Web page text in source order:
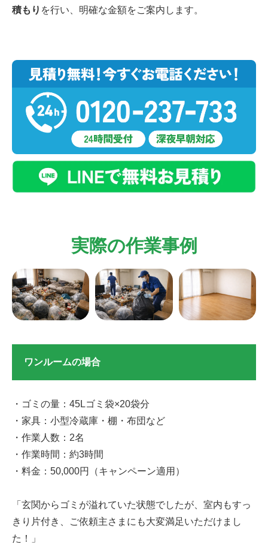
積もり を行い、明確な金額をご案内します。
実際の作業事例
ワンルームの場合
・ゴミの量：45Lゴミ袋×20袋分
・家具：小型冷蔵庫・棚・布団など
・作業人数：2名
・作業時間：約3時間
・料金：50,000円（キャンペーン適用）
「玄関からゴミが溢れていた状態でしたが、室内もすっ
きり片付き、ご依頼主さまにも大変満足いただけまし
た！」